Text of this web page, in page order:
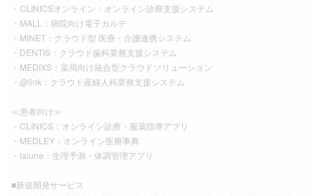
・CLINICSオンライン：オンライン診療支援システム
・MALL：病院向け電子カルテ
・MINET：クラウド型 医療・介護連携システム
・DENTIS：クラウド歯科業務支援システム
・MEDIXS：薬局向け統合型クラウドソリューション
・@link：クラウド産婦人科業務支援システム
≪患者向け≫
・CLINICS：オンライン診療・服薬指導アプリ
・MEDLEY：オンライン医療事典
・lalune：生理予測・体調管理アプリ
■新規開発サービス